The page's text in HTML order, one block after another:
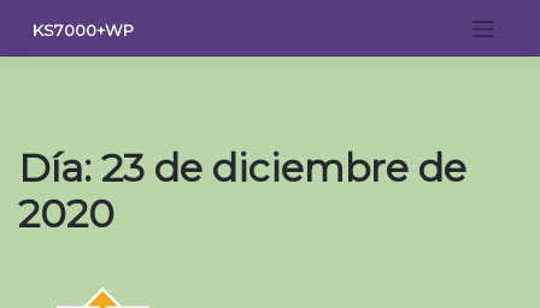
contenido
KS7000+WP
Día: 23 de diciembre de
2020